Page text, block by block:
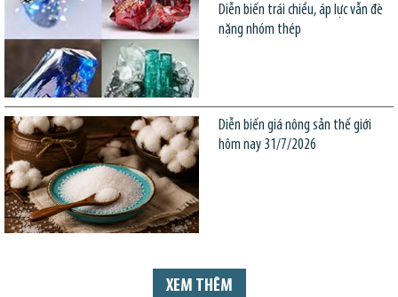
Diễn biến trái chiều, áp lực vẫn đè
nặng nhóm thép
Diễn biến giá nông sản thế giới
hôm nay 31/7/2026
XEM THÊM